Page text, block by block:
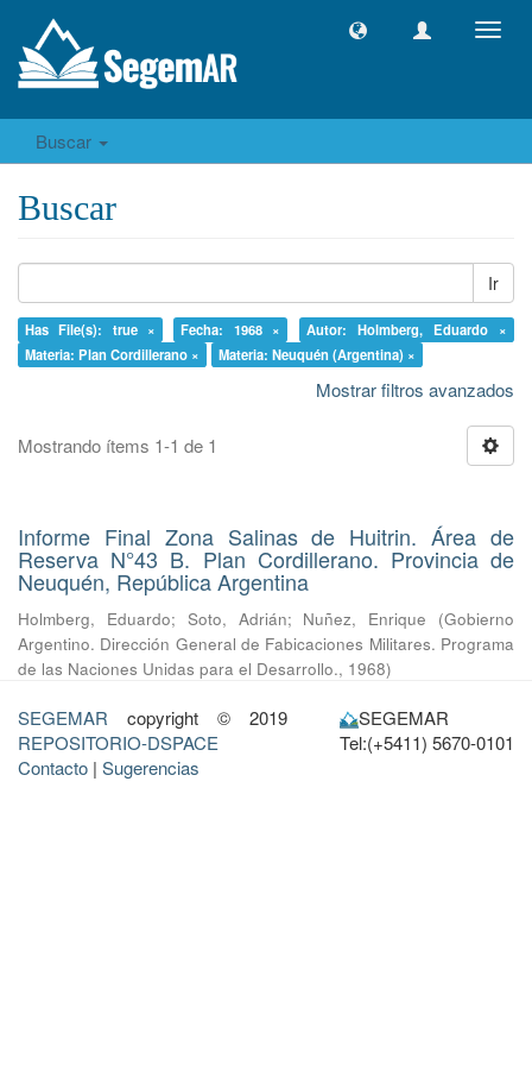
Buscar
Buscar
Ir
Has File(s): true × Fecha: 1968 ×
Autor: Holmberg, Eduardo ×
Materia: Plan Cordillerano ×
Materia: Neuquén (Argentina) ×
Mostrar filtros avanzados
Mostrando ítems 1-1 de 1
Informe Final Zona Salinas de Huitrin. Área de
Reserva N°43 B. Plan Cordillerano. Provincia de
Neuquén, República Argentina
Holmberg, Eduardo; Soto, Adrián; Nuñez, Enrique (Gobierno
Argentino. Dirección General de Fabicaciones Militares. Programa
de las Naciones Unidas para el Desarrollo., 1968)
SEGEMAR copyright © 2019
REPOSITORIO-DSPACE
Contacto | Sugerencias
SEGEMAR
Tel:(+5411) 5670-0101